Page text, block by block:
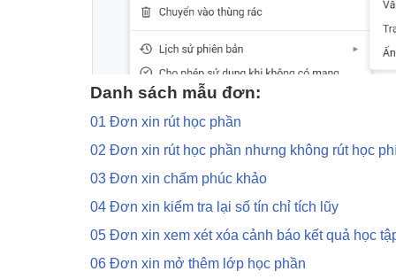
Danh sách mẫu đơn:
01 Đơn xin rút học phần
02 Đơn xin rút học phần nhưng không rút học
03 Đơn xin chấm phúc khảo
04 Đơn xin kiểm tra lại số tín chỉ tích lũy
05 Đơn xin xem xét xóa cảnh báo kết quả học
06 Đơn xin mở thêm lớp học phần